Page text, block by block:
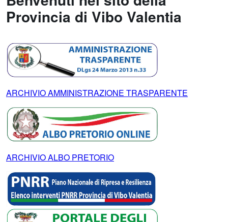
Provincia di Vibo Valentia
ARCHIVIO AMMINISTRAZIONE TRASPARENTE
ARCHIVIO ALBO PRETORIO